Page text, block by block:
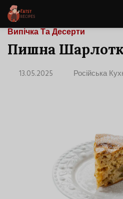
Випічка Та Десерти
Пишна
13.05.2025 Російська